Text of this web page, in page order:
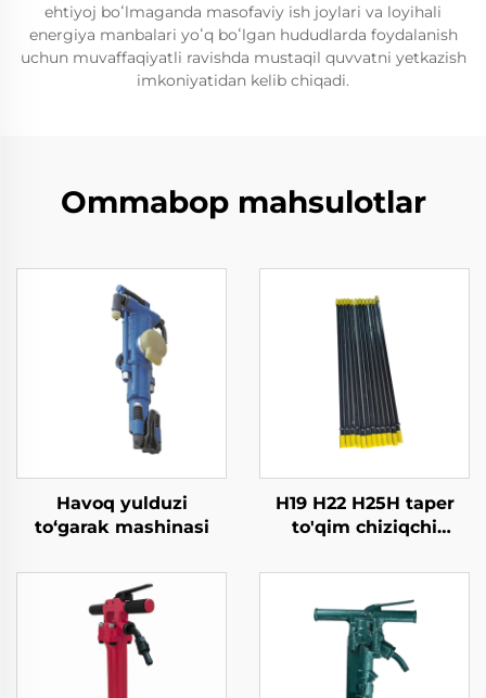
ehtiyoj boʻlmaganda masofaviy ish joylari va loyihali
energiya manbalari yoʻq boʻlgan hududlarda foydalanish
uchun muvaffaqiyatli ravishda mustaqil quvvatni yetkazish
imkoniyatidan kelib chiqadi.
Ommabop mahsulotlar
Havoq yulduzi
to‘garak mashinasi
H19 H22 H25H taper
to'qim chiziqchi